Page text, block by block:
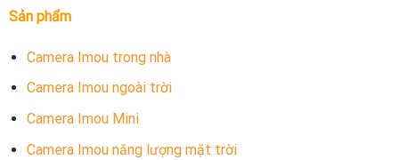
Sản phẩm
Camera Imou trong nhà
Camera Imou ngoài trời
Camera Imou Mini
Camera Imou năng lượng mặt trời